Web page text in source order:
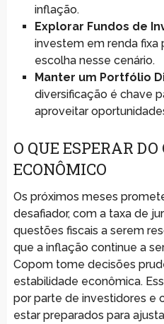
inflação.
Explorar Fundos de
investem em renda fixa
escolha nesse cenário.
Manter um Portfólio
diversificação é chave
aproveitar
O QUE ESPERAR
ECONÔMICO
Os próximos meses
desafiador, com a taxa de
questões fiscais a serem
que a inflação continue a
Copom tome decisões
estabilidade econômica.
por parte de investidores e
estar preparados para